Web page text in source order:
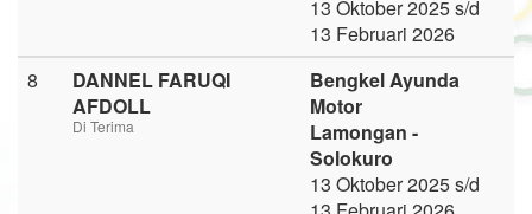
13 Oktober 2025 s/d
13 Februari 2026
8
DANNEL FARUQI
AFDOLL
Di Terima
Bengkel Ayunda
Motor
Lamongan -
Solokuro
13 Oktober 2025 s/d